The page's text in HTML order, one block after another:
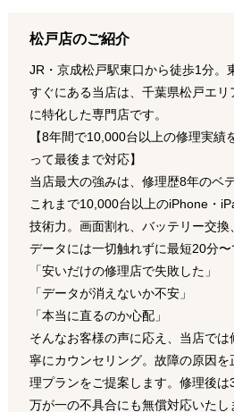
松戸店のご紹介
JR・京成松戸駅東口から徒歩1分。
すぐにある当店は、千葉県松戸エ
に特化した専門店です。
【8年間で10,000台以上の修理実績
って最後まで対応】
当店最大の強みは、修理歴8年のベ
これまで10,000台以上のiPhone・
技術力。画面割れ、バッテリー交
データには一切触れずに最短20分〜
「安いだけの修理店で失敗した」
「データが消えないか不安」
「本当に直るのか心配」
そんなお客様の声に応え、当店で
寧にカウンセリング。故障の原因
理プランをご提案します。修理後は
万が一の不具合にも無償対応いた